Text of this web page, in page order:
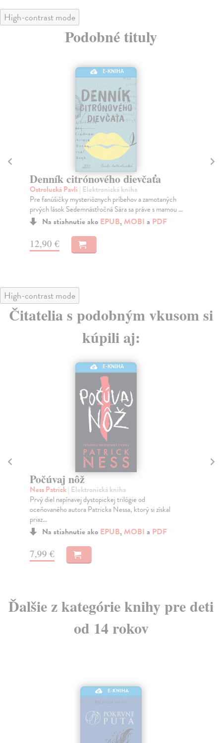
High-contrast mode
Podobné tituly
E-KNIHA
Denník citrónového dievčaťa
Ostrolucká Pavli | Elektronická kniha
Pre fanúšičky mysterióznych príbehov a zamotaných
prvých lások Sedemnásťročná Sára sa práve s mamou ...
Na stiahnutie ako EPUB,MOBI a PDF
12,90 €
High-contrast mode
Čitatelia s podobným vkusom si
kúpili aj:
E-KNIHA
Počúvaj nôž
Ness Patrick| Elektronická kniha
Prvý diel napínavej dystopickej trilógie od
oceňovaného autora Patricka Nessa, ktorý si získal
priaz...
Na stiahnutie ako EPUB,MOBI a PDF
7,99 €
Ďalšie z kategórie knihy pre deti
od 14 rokov
E-KNIHA